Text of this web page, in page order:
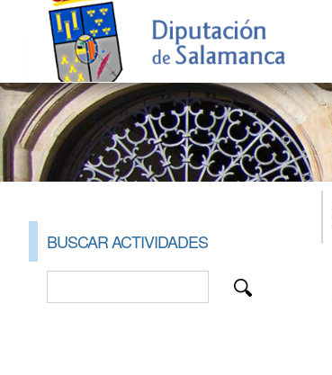
BUSCAR ACTIVIDADES